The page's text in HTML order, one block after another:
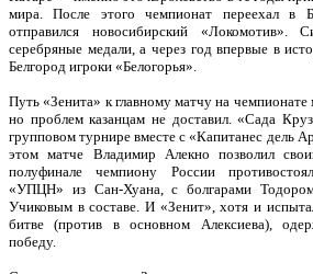
мира. После этого чемпионат переехал в
отправился новосибирский «Локомотив».
серебряные медали, а через год впервые в
Белгород игроки «Белогорья».
Путь «Зенита» к главному матчу на
но проблем казанцам не доставил. «Сада
групповом турнире вместе с «Капитанес дель
этом матче Владимир Алекно позволил
полуфинале чемпиону России
«УПЦН» из Сан-Хуана, с болгарами
Учиковым в составе. И «Зенит», хотя и
битве (против в основном Алексиева),
победу.